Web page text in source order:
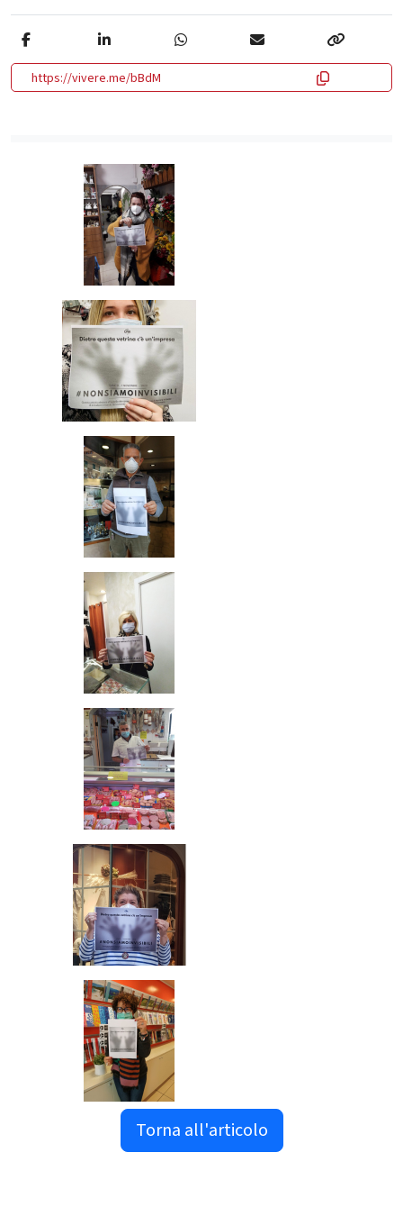
https://vivere.me/bBdM
Torna all'articolo